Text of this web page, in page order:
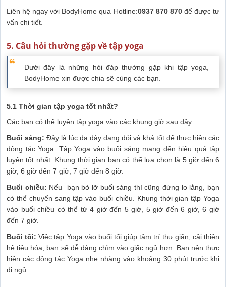
Liên hệ ngay với BodyHome qua Hotline:0937 870 870để được tư
vấn chi tiết.
5. Câu hỏi thường gặp về tập yoga
Dưới đây là những hỏi đáp thường gặp khi tập yoga,
BodyHome xin được chia sẽ cùng các bạn.
5.1 Thời gian tập yoga tốt nhất?
Các bạn có thể luyện tập yoga vào các khung giờ sau đây:
Buổi sáng: Đây là lúc dạ dày đang đói và khá tốt để thực hiện các
động tác Yoga. Tập Yoga vào buổi sáng mang đến hiệu quả tập
luyện tốt nhất. Khung thời gian bạn có thể lựa chọn là 5 giờ đến 6
giờ, 6 giờ đến 7 giờ, 7 giờ đến 8 giờ.
Buổi chiều: Nếu bạn bỏ lỡ buổi sáng thì cũng đừng lo lắng, bạn
có thể chuyển sang tập vào buổi chiều. Khung thời gian tập Yoga
vào buổi chiều có thể từ 4 giờ đến 5 giờ, 5 giờ đến 6 giờ, 6 giờ
đến 7 giờ.
Buối tối: Việc tập Yoga vào buổi tối giúp tâm trí thư giãn, cải thiện
hệ tiêu hóa, bạn sẽ dễ dàng chìm vào giấc ngủ hơn. Bạn nên thực
hiện các động tác Yoga nhẹ nhàng vào khoảng 30 phút trước khi
đi ngủ.